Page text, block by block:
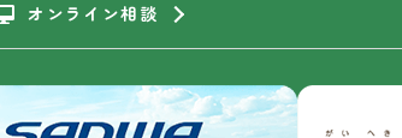
オンライン相談